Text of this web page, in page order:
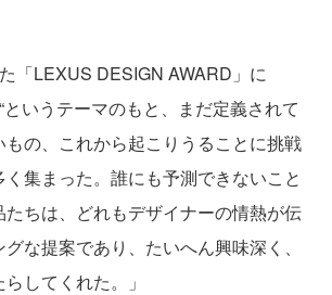
「LEXUS DESIGN AWARD」に
というテーマのもと、まだ定義されて
の、これから起こりうることに挑戦
集まった。誰にも予測できないこと
ちは、どれもデザイナーの情熱が伝
な提案であり、たいへん興味深く、
してくれた。」